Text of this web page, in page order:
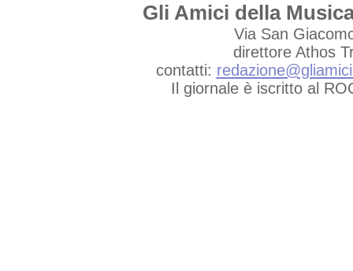
Gli Amici della
Via San
direttore Athos
contatti:
Il giornale è iscritto al